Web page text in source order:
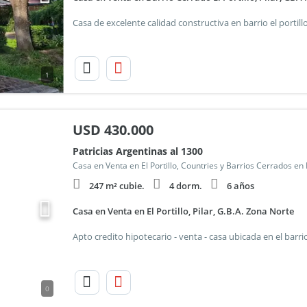
1
0
USD 430.000
Patricias Argentinas al 1300
Casa en Venta en El Portillo, Countries y Barrios Cerrados en
247 m² cubie. 4 dorm. 6 años
Casa en Venta en El Portillo, Pilar, G.B.A. Zona Norte